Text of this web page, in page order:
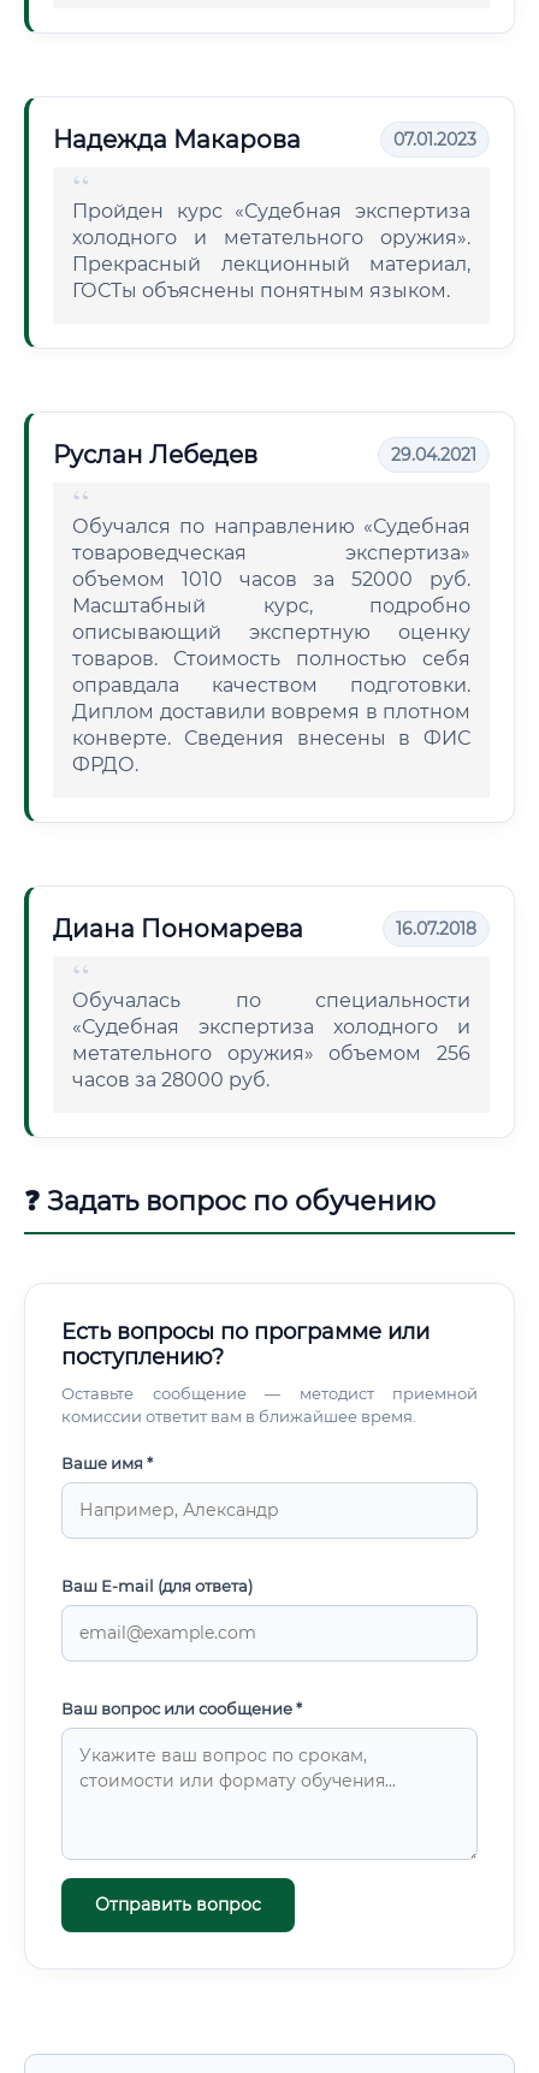
Надежда Макарова 07.01.2023
Пройден курс «Судебная экспертиза
холодного и метательного оружия».
Прекрасный лекционный материал,
ГОСТы объяснены понятным языком.
Руслан Лебедев 29.04.2021
Обучался по направлению «Судебная
товароведческая экспертиза»
объемом 1010 часов за 52000 руб.
Масштабный курс, подробно
описывающий экспертную оценку
товаров. Стоимость полностью себя
оправдала качеством подготовки.
Диплом доставили вовремя в плотном
конверте. Сведения внесены в ФИС
ФРДО.
Диана Пономарева 16.07.2018
Обучалась по специальности
«Судебная экспертиза холодного и
метательного оружия» объемом 256
часов за 28000 руб.
❓ Задать вопрос по обучению
Есть вопросы по программе или
поступлению?
Оставьте сообщение — методист приемной
комиссии ответит вам в ближайшее время.
Ваше имя *
Ваш E-mail (для ответа)
Ваш вопрос или сообщение *
Отправить вопрос